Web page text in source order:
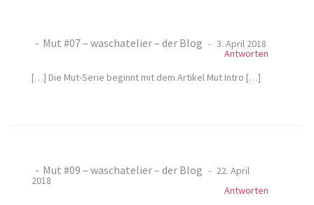
Mut #07 – waschatelier – der Blog 3. April 2018
Antworten
[…] Die Mut-Serie beginnt mit dem Artikel Mut Intro […]
Mut #09 – waschatelier – der Blog 22. April
2018
Antworten